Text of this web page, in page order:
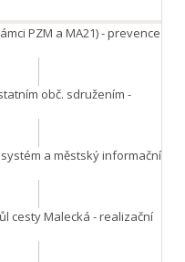
PZM a MA21) - prevence
obč. sdružením -
a městský informační
cesty Malecká - realizační